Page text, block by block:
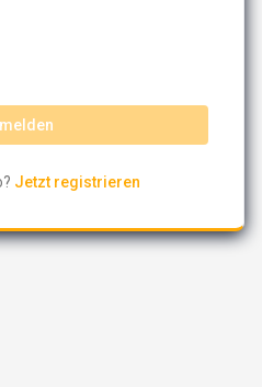
Jetzt registrieren